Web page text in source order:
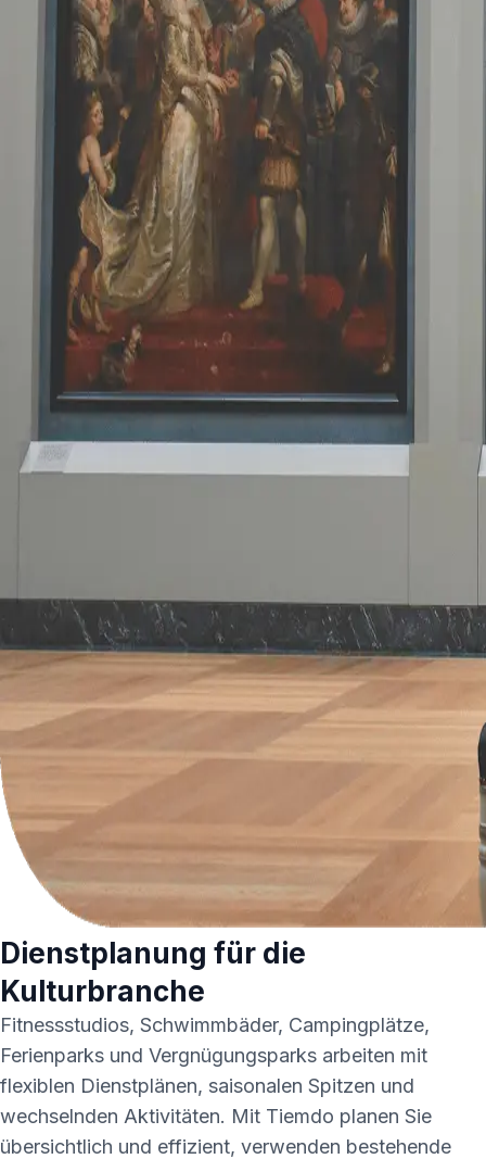
Dienstplanung für die
Kulturbranche
Fitnessstudios, Schwimmbäder, Campingplätze,
Ferienparks und Vergnügungsparks arbeiten mit
flexiblen Dienstplänen, saisonalen Spitzen und
wechselnden Aktivitäten. Mit Tiemdo planen Sie
übersichtlich und effizient, verwenden bestehende